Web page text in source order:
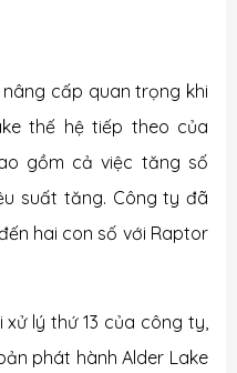
cấp quan trọng khi
thế hệ tiếp theo của
gồm cả việc tăng số
suất tăng. Công ty đã
hai con số với Raptor
lý thứ 13 của công ty,
phát hành Alder Lake